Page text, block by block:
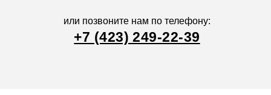
или позвоните нам по телефону:
+7 (423) 249-22-39